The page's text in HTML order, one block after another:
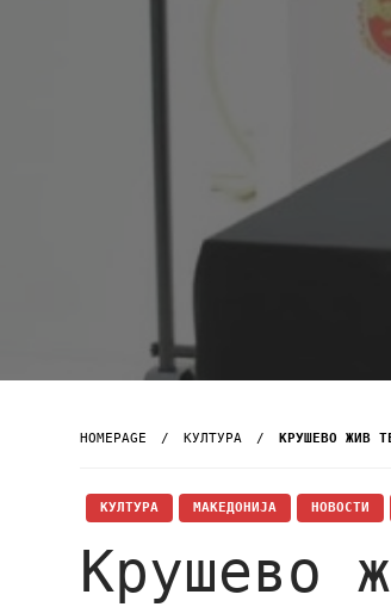
HOMEPAGE КУЛТУРА КРУШЕВО ЖИВ
КУЛТУРА МАКЕДОНИЈА НОВОСТИ
Крушево